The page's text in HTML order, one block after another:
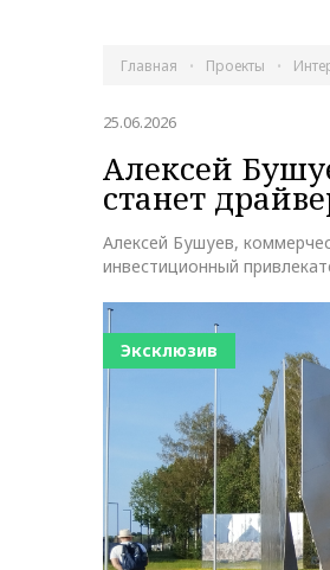
Главная Проекты
25.06.2026
Алексей
станет
Алексей Бушуев,
инвестиционный
Эксклюзив